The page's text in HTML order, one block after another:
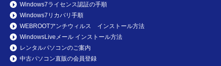
Windows7ライセンス認証の手順
Windows7リカバリ手順
WEBROOTアンチウィルス インストール方法
WindowsLiveメール インストール方法
レンタルパソコンのご案内
中古パソコン直販の会員登録